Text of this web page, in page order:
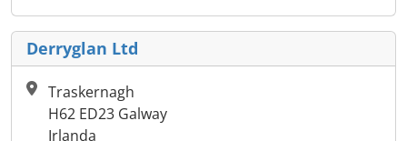
Derryglan Ltd
Traskernagh
H62 ED23 Galway
Irlanda